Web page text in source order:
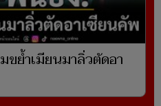
ย้ำเมียนมาลิ่วตัดอา